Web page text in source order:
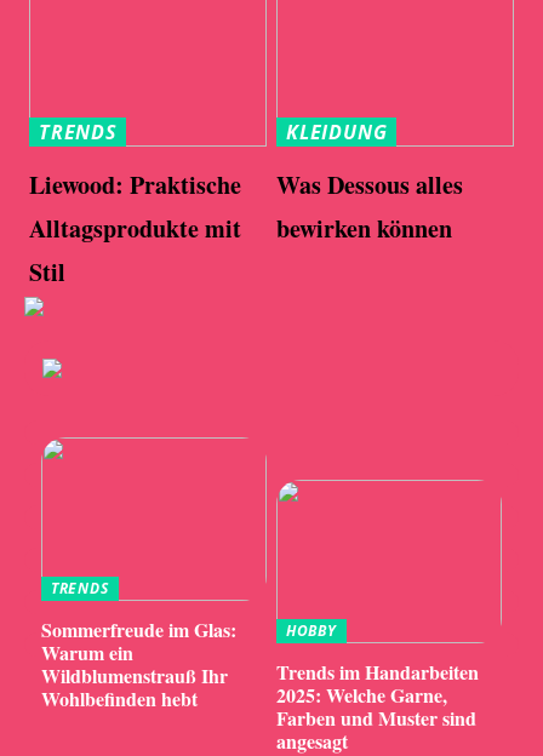
TRENDS
Liewood: Praktische
Alltagsprodukte mit
Stil
KLEIDUNG
Was Dessous alles
bewirken können
TRENDS
Sommerfreude im Glas:
Warum ein
Wildblumenstrauß Ihr
Wohlbefinden hebt
HOBBY
Trends im Handarbeiten
2025: Welche Garne,
Farben und Muster sind
angesagt